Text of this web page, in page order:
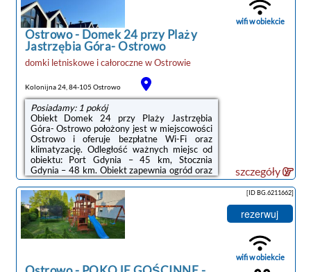
roztacza się widok na ogród. W każdym
pokoju w obiekcie zapewniono prywatną
łazienkę.Odległość ...
Ostrowo- Domek 24 przy Plaży
Jastrzębia Góra- Ostrowo
domki letniskowe i całorocznewOstrowie
Kolonijna 24, 84-105 Ostrowo
Posiadamy: 1 pokój
Obiekt Domek 24 przy Plaży Jastrzębia
Góra- Ostrowo położony jest w miejscowości
Ostrowo i oferuje bezpłatne Wi-Fi oraz
klimatyzację. Odległość ważnych miejsc od
obiektu: Port Gdynia – 45 km, Stocznia
Gdynia – 48 km. Obiekt zapewnia ogród oraz
bezpłatny prywatny parking. W okolicy w
odległości 700 m znajduje się Plaża w
Ostrowie.W domu wakacyjnym zapewniono
taras, sypialnię (1), salon z telewizorem z
płaskim ekranem, aneks kuchenny ze
standardowym wyposażeniem, takim jak
widok na ogród.Odległość ...
wifi w obiekcie
szczegóły
[ID BG.6211662]
rezerwuj
wifi w obiekcie